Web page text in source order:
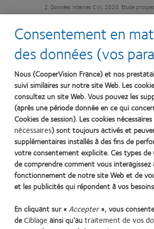
2. Données internes CVI, 2020. Etude
CVI, 2021. Etude prospective, sujet masqué,
CVI, 2021. Etude prospective, sujet masqué,
Les lentilles de contact souples MyDay
jetées après chaque utilisation. Ne pas
et avertissements, veuillez consulter la
dispositifs médicaux sont des produits de
prescription dans les indications suivantes :
bât B – 1800 Route des Crêtes B.P. 273 -
CooperVision Binocular Progressive System
SA12682 / APP133485
Lentilles de contact Cookies Legal
Consentement en
des données (vos
Nous (CooperVision France) et nos
suivi similaires sur notre site Web. Les
consultez un site Web. Vous pouvez les
(après une période donnée en ce qui
Cookies de session). Les cookies
nécessaires) sont toujours activés et
supplémentaires installés à des fins de
votre consentement explicite. Ces types
de comprendre comment vous
fonctionnement de notre site Web et de
et les publicités qui répondent à vos
En cliquant sur «Accepter», vous
deCiblage ainsi qu’autraitement de vos